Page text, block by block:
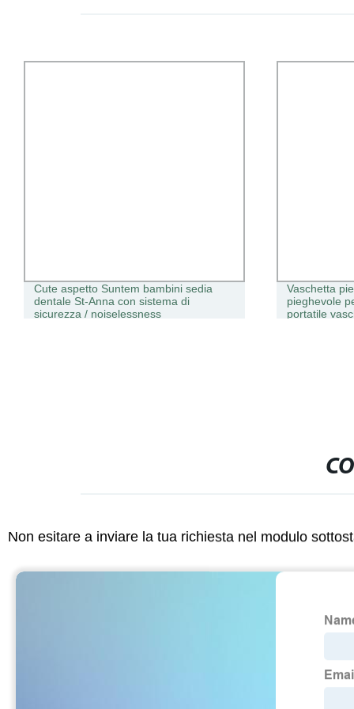
Cute aspetto Suntem bambini sedia
dentale St-Anna con sistema di
sicurezza / noiselessness
Vaschetta
pieghevole
portatile
Non esitare a inviare la tua richiesta nel modulo